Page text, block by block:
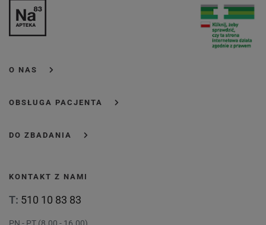
O NAS
OBSŁUGA PACJENTA
DO ZBADANIA
KONTAKT Z NAMI
T: 510 10 83 83
PN - PT (8.00 - 16.00)